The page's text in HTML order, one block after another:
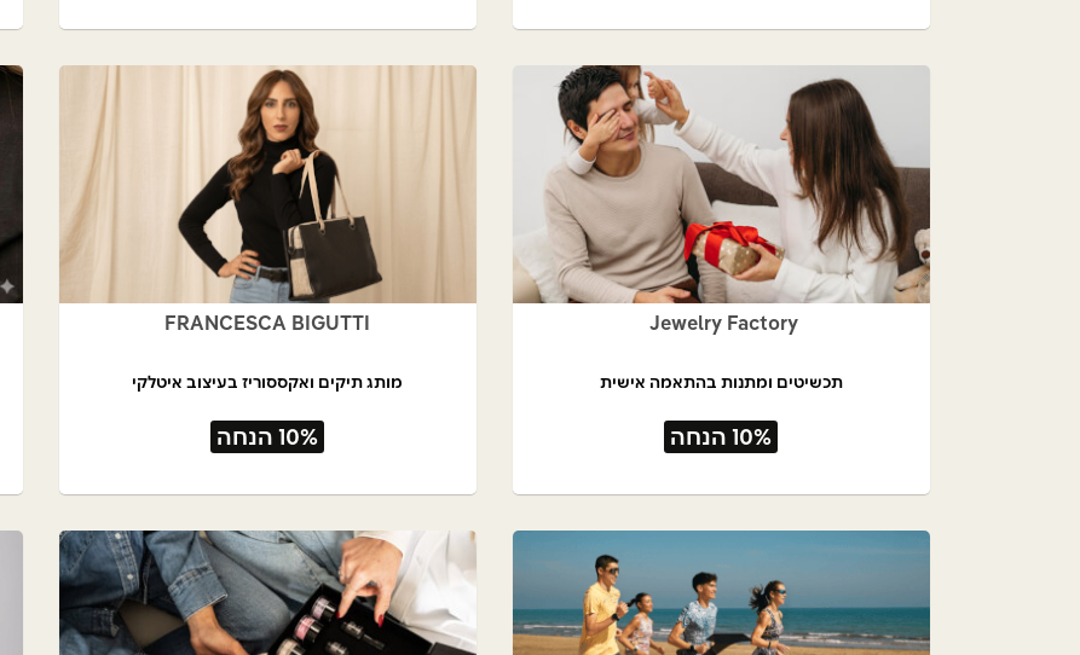
Jewelry Factory
תכשיטים ומתנות בהתאמה אישית
10% הנחה
FRANCESCA BIGUTTI
מותג תיקים ואקססוריז בעיצוב איטלקי
10% הנחה